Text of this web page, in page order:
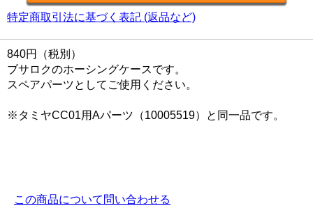
特定商取引法に基づく表記 (返品など)
840円（税別）
ブサロクのホーシングケースです。
スペアパーツとしてご使用ください。
※タミヤCC01用Aパーツ（10005519）と同一品です。
この商品について問い合わせる